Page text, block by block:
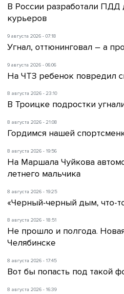
В России разработали ПДД
курьеров
9 августа 2026 - 07:18
Угнал, оттюнинговал – а
9 августа 2026 - 06:06
На ЧТЗ ребенок повредил
8 августа 2026 - 23:10
В Троицке подростки
8 августа 2026 - 21:08
Гордимся нашей
8 августа 2026 - 19:56
На Маршала Чуйкова
летнего мальчика
8 августа 2026 - 19:25
«Черный-черный дым, что-
8 августа 2026 - 18:51
Не прошло и полгода.
Челябинске
8 августа 2026 - 17:45
Вот бы попасть под такой
8 августа 2026 - 16:39